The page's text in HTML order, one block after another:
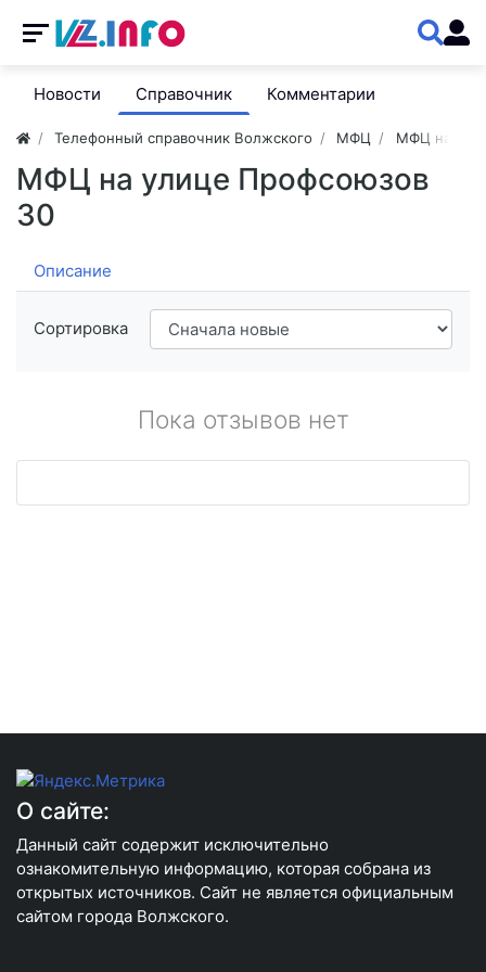
Новости Справочник Комментарии
Телефонный справочник Волжского МФЦ МФЦ на
МФЦ на улице Профсоюзов
30
Описание
Сортировка
Пока отзывов нет
О сайте:
Данный сайт содержит исключительно
ознакомительную информацию, которая собрана из
открытых источников. Сайт не является официальным
сайтом города Волжского.